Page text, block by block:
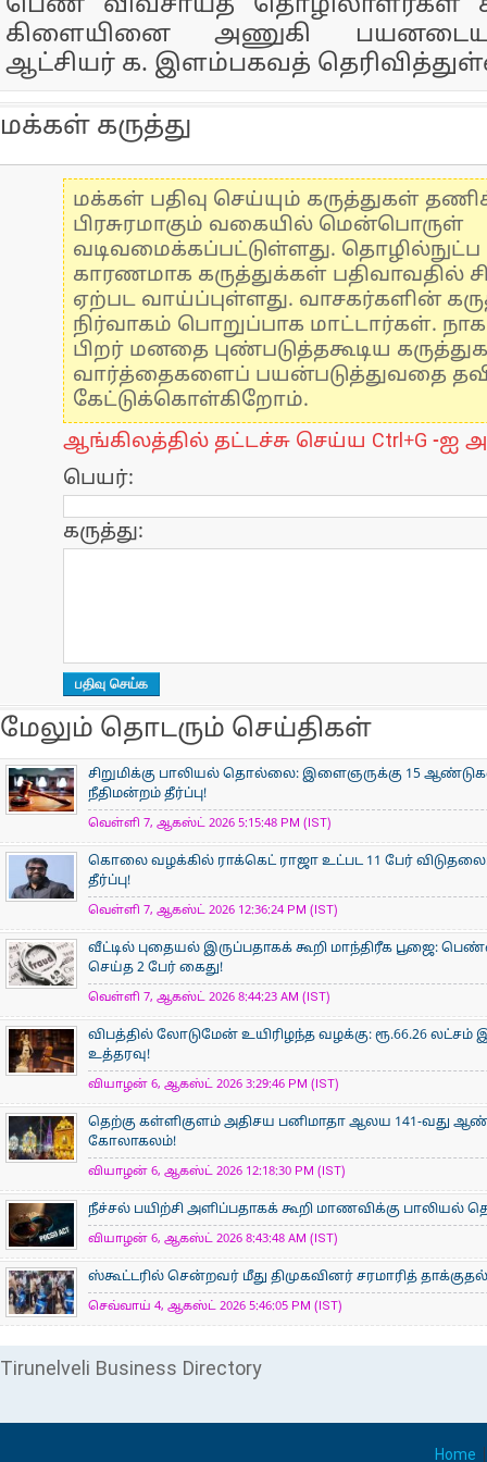
பெண் விவசாயத் தொழிலாளர்கள்
கிளையினை அணுகி
ஆட்சியர் க. இளம்பகவத்
மக்கள் கருத்து
மக்கள் பதிவு செய்யும் கருத்துகள்
பிரசுரமாகும் வகையில் மென்பொருள்
வடிவமைக்கப்பட்டுள்ளது.
காரணமாக கருத்துக்கள் பதிவாவதில்
ஏற்பட வாய்ப்புள்ளது. வாசகர்களின்
நிர்வாகம் பொறுப்பாக மாட்டார்கள்.
பிறர் மனதை புண்படுத்தகூடிய
வார்த்தைகளைப் பயன்படுத்துவதை
கேட்டுக்கொள்கிறோம்.
ஆங்கிலத்தில் தட்டச்சு செய்ய Ctrl+G -ஐ
பெயர்:
கருத்து:
மேலும் தொடரும் செய்திகள்
சிறுமிக்கு பாலியல் தொல்லை: இளைஞருக்கு 15
நீதிமன்றம் தீர்ப்பு!
வெள்ளி 7, ஆகஸ்ட் 2026 5:15:48 PM (IST)
கொலை வழக்கில் ராக்கெட் ராஜா உட்பட 11 பேர்
தீர்ப்பு!
வெள்ளி 7, ஆகஸ்ட் 2026 12:36:24 PM (IST)
வீட்டில் புதையல் இருப்பதாகக் கூறி மாந்திரீக பூஜை:
செய்த 2 பேர் கைது!
வெள்ளி 7, ஆகஸ்ட் 2026 8:44:23 AM (IST)
விபத்தில் லோடுமேன் உயிரிழந்த வழக்கு: ரூ.66.26
உத்தரவு!
வியாழன் 6, ஆகஸ்ட் 2026 3:29:46 PM (IST)
தெற்கு கள்ளிகுளம் அதிசய பனிமாதா ஆலய 141-வது
கோலாகலம்!
வியாழன் 6, ஆகஸ்ட் 2026 12:18:30 PM (IST)
நீச்சல் பயிற்சி அளிப்பதாகக் கூறி மாணவிக்கு
வியாழன் 6, ஆகஸ்ட் 2026 8:43:48 AM (IST)
ஸ்கூட்டரில் சென்றவர் மீது திமுகவினர் சரமாரித்
செவ்வாய் 4, ஆகஸ்ட் 2026 5:46:05 PM (IST)
Tirunelveli Business Directory
Home